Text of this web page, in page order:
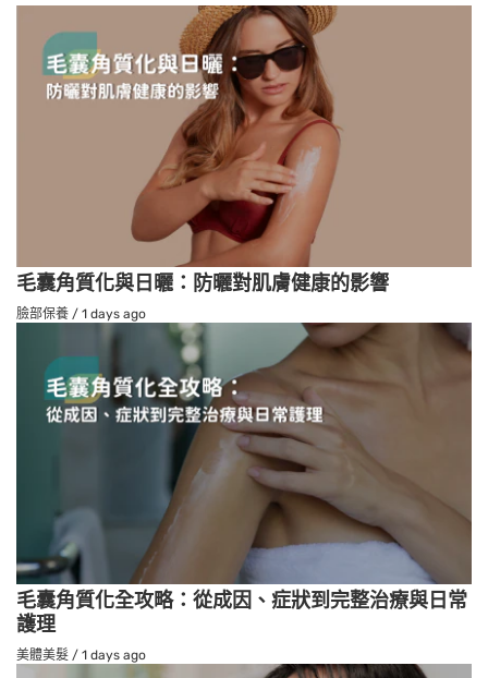
毛囊角質化與日曬：防曬對肌膚健康的影響
臉部保養 / 1 days ago
毛囊角質化全攻略：從成因、症狀到完整治療與日常
護理
美體美髮 / 1 days ago